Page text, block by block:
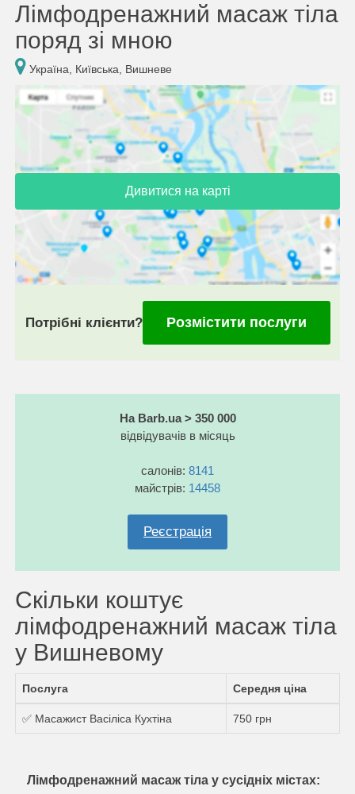
Лімфодренажний масаж тіла
поряд зі мною
Україна, Київська, Вишневе
Дивитися на карті
Потрібні клієнти? Розмістити послуги
На Barb.ua > 350 000
відвідувачів в місяць
салонів: 8141
майстрів: 14458
Реєстрація
Скільки коштує
лімфодренажний масаж тіла
у Вишневому
Послуга Середня ціна
✅ Масажист Васіліса Кухтіна 750 грн
Лімфодренажний масаж тіла у сусідніх містах: